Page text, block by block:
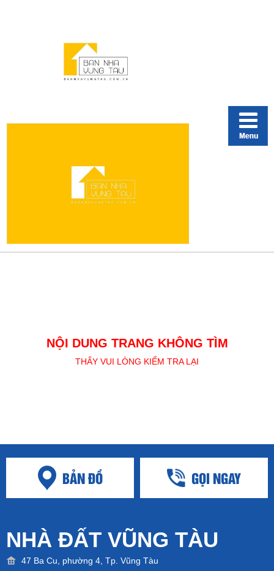
NỘI DUNG TRANG KHÔNG TÌM
THẤY VUI LÒNG KIỂM TRA LẠI
BẢN ĐỒ GỌI NGAY
NHÀ ĐẤT VŨNG TÀU
47 Ba Cu, phường 4, Tp. Vũng Tàu